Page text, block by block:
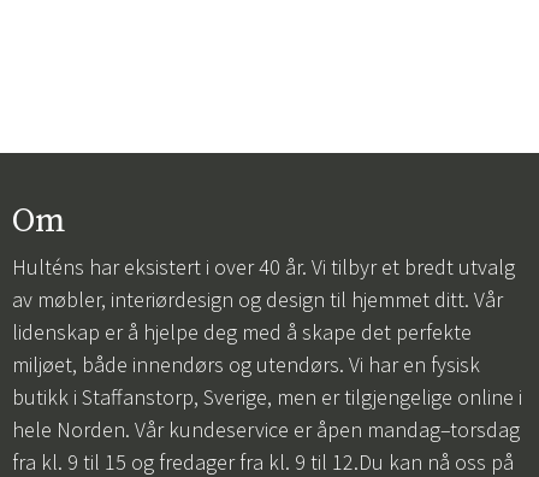
Om
Hulténs har eksistert i over 40 år. Vi tilbyr et bredt utvalg
av møbler, interiørdesign og design til hjemmet ditt. Vår
lidenskap er å hjelpe deg med å skape det perfekte
miljøet, både innendørs og utendørs. Vi har en fysisk
butikk i Staffanstorp, Sverige, men er tilgjengelige online i
hele Norden. Vår kundeservice er åpen mandag–torsdag
fra kl. 9 til 15 og fredager fra kl. 9 til 12.Du kan nå oss på